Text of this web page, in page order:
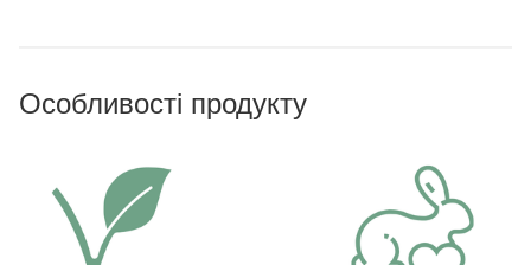
Особливості продукту